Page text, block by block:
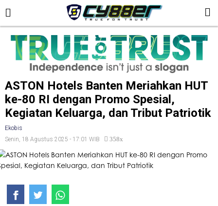
ASTON Hotels Banten Meriahkan HUT
ke-80 RI dengan Promo Spesial,
Kegiatan Keluarga, dan Tribut Patriotik
Ekobis
Senin, 18 Agustus 2025 - 17:01 WIB
358x